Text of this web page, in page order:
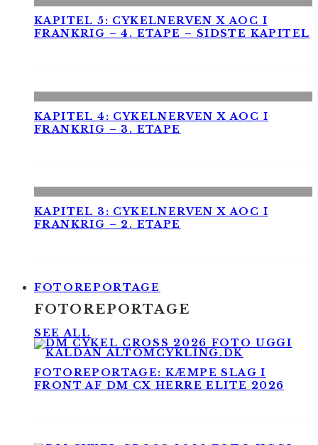
KAPITEL 5: CYKELNERVEN X AOC I
FRANKRIG – 4. ETAPE – SIDSTE KAPITEL
KAPITEL 4: CYKELNERVEN X AOC I
FRANKRIG – 3. ETAPE
KAPITEL 3: CYKELNERVEN X AOC I
FRANKRIG – 2. ETAPE
FOTOREPORTAGE
FOTOREPORTAGE
SEE ALL
FOTOREPORTAGE: KÆMPE SLAG I
FRONT AF DM CX HERRE ELITE 2026